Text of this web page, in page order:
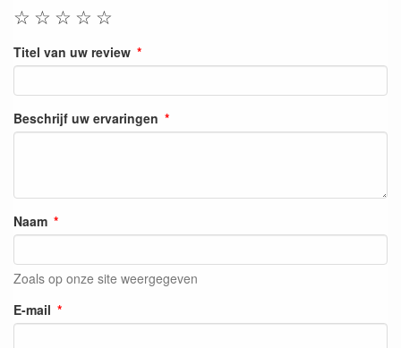
☆
☆
☆
☆
☆
Titel van uw review
Beschrijf uw ervaringen
Naam
Zoals op onze site weergegeven
E-mail